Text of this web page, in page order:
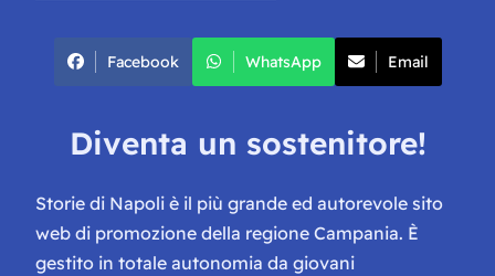
Facebook WhatsApp Email
Diventa un sostenitore!
Storie di Napoli è il più grande ed autorevole sito
web di promozione della regione Campania. È
gestito in totale autonomia da giovani